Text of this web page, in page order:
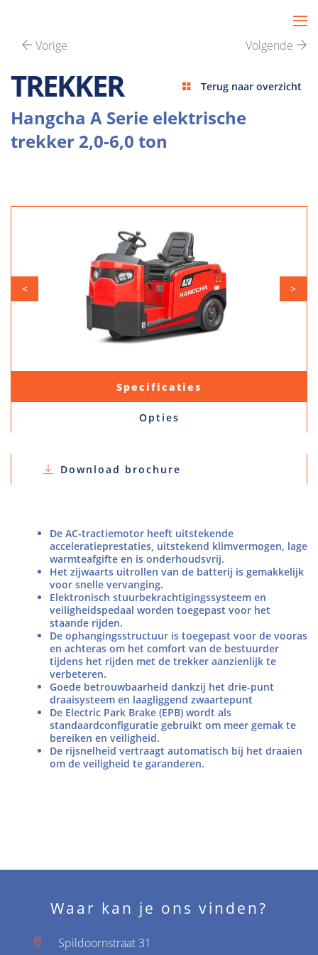
Vorige Volgende
Terug naar overzicht
TREKKER
Hangcha A Serie elektrische
trekker 2,0-6,0 ton
< >
Specificaties
Opties
Download brochure
De AC-tractiemotor heeft uitstekende
acceleratieprestaties, uitstekend klimvermogen, lage
warmteafgifte en is onderhoudsvrij.
Het zijwaarts uitrollen van de batterij is gemakkelijk
voor snelle vervanging.
Elektronisch stuurbekrachtigingssysteem en
veiligheidspedaal worden toegepast voor het
staande rijden.
De ophangingsstructuur is toegepast voor de vooras
en achteras om het comfort van de bestuurder
tijdens het rijden met de trekker aanzienlijk te
verbeteren.
Goede betrouwbaarheid dankzij het drie-punt
draaisysteem en laagliggend zwaartepunt
De Electric Park Brake (EPB) wordt als
standaardconfiguratie gebruikt om meer gemak te
bereiken en veiligheid.
De rijsnelheid vertraagt ​​automatisch bij het draaien
om de veiligheid te garanderen.
Waar kan je ons vinden?
Spildoornstraat 31